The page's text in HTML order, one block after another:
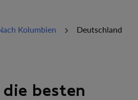
Kolumbien
Deutschland
die besten